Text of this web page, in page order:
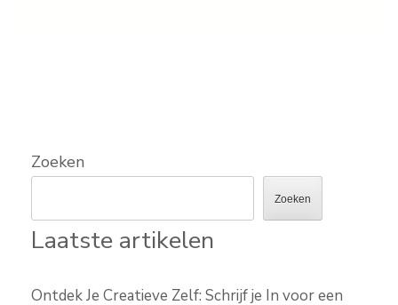
Zoeken
Zoeken
Laatste artikelen
Ontdek Je Creatieve Zelf: Schrijf je In voor een